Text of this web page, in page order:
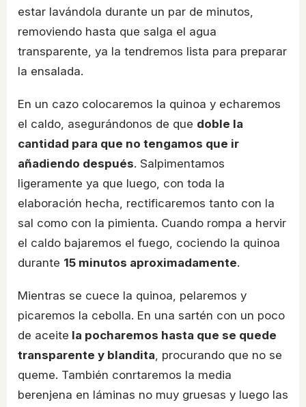
estar lavándola durante un par de minutos,
removiendo hasta que salga el agua
transparente, ya la tendremos lista para preparar
la ensalada.
En un cazo colocaremos la quinoa y echaremos
el caldo, asegurándonos de que doble la
cantidad para que no tengamos que ir
añadiendo después. Salpimentamos
ligeramente ya que luego, con toda la
elaboración hecha, rectificaremos tanto con la
sal como con la pimienta. Cuando rompa a hervir
el caldo bajaremos el fuego, cociendo la quinoa
durante 15 minutos aproximadamente.
Mientras se cuece la quinoa, pelaremos y
picaremos la cebolla. En una sartén con un poco
de aceite la pocharemos hasta que se quede
transparente y blandita, procurando que no se
queme. También conrtaremos la media
berenjena en láminas no muy gruesas y luego las